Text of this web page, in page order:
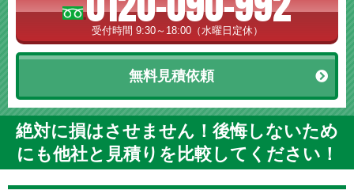
受付時間 9:30～18:00（水曜日定休）
無料見積依頼
絶対に損はさせません！後悔しないため
にも他社と見積りを比較してください！